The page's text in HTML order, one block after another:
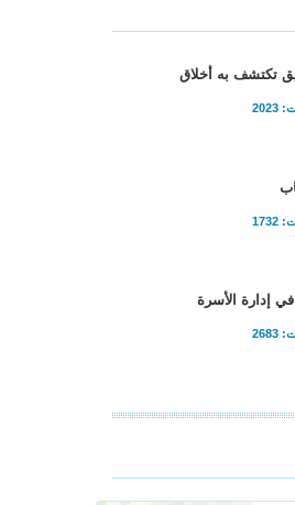
تكتشف به أخلاق
إدارة الأسرة